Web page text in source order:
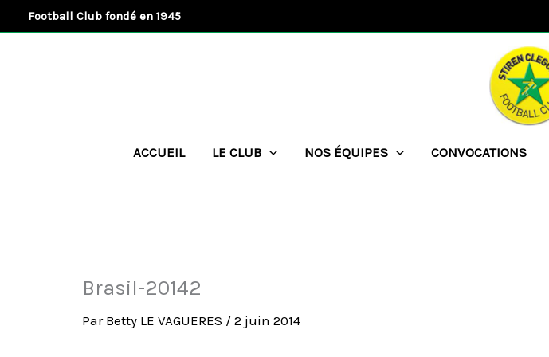
au
Football Club fondé en 1945
ACCUEIL LE CLUB NOS ÉQUIPES CONVOCATIONS
Brasil-20142
Par Betty LE VAGUERES / 2 juin 2014